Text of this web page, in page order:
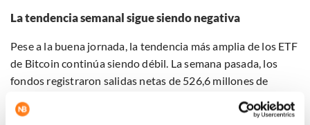
La tendencia semanal sigue siendo negativa
Pese a la buena jornada, la tendencia más amplia de los ETF
de Bitcoin continúa siendo débil. La semana pasada, los
fondos registraron salidas netas de 526,6 millones de
dólares durante una semana bursátil más corta. Las bolsas
estadounidenses permanecieron parcialmente cerradas por